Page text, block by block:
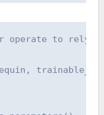
operate to rely